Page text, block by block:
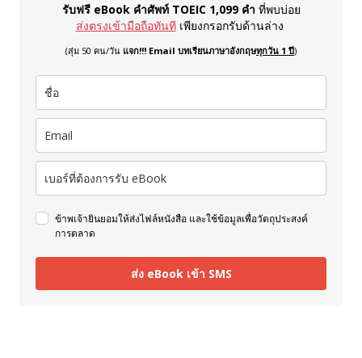
รับฟรี eBook คำศัพท์ TOEIC 1,099 คำ ที่พบบ่อย
ส่งตรงเข้ามือถือทันที เพียงกรอกรับด้านล่าง
(สุ่ม 50 คน/วัน แจก!!! Email บทเรียนภาษาอังกฤษทุกวัน 1 ปี)
ข้าพเจ้ายินยอมให้ส่งไฟล์หนังสือ และใช้ข้อมูลเพื่อวัตถุประสงค์
การตลาด
ส่ง eBook เข้า SMS